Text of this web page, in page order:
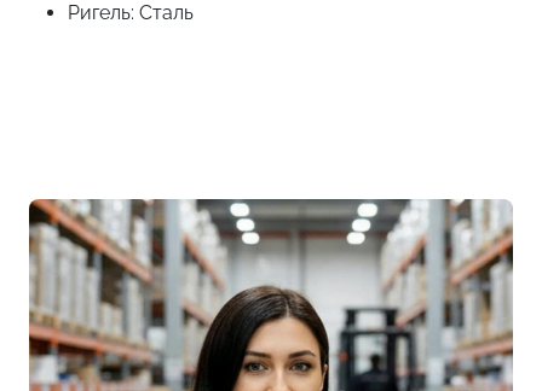
Ригель: Сталь